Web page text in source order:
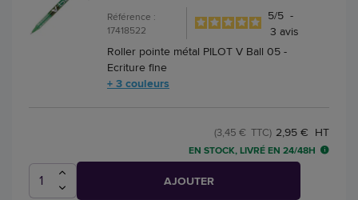
Référence :
17418522
5/5 -
3avis
Roller pointe métal PILOT V Ball 05 -
Ecriture fine
+ 3 couleurs
2,95 € HT
(3,45 € TTC)
EN STOCK, LIVRÉ EN 24/48H
AJOUTER